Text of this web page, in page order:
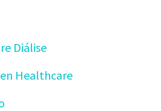
Diálise
Healthcare